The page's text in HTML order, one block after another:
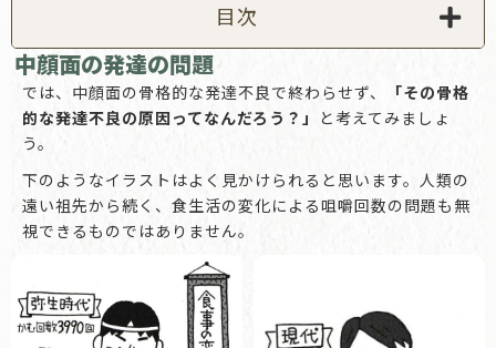
目次
中顔面の発達の問題
では、中顔面の骨格的な発達不良で終わらせず、
「その骨格
的な発達不良の原因ってなんだろう？」 と考えてみましょ
う。
下のようなイラストはよく見かけられると思います。人類の
遠い祖先から続く、食生活の変化による咀嚼回数の問題も無
視できるものではありません。